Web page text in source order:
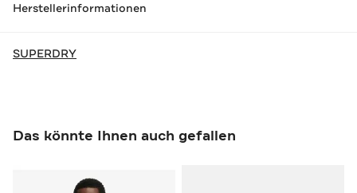
Herstellerinformationen
SUPERDRY
Das könnte Ihnen auch gefallen